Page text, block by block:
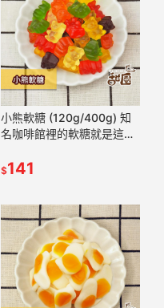
小熊軟糖 (120g/400g) 知
名咖啡館裡的軟糖就是這款
禮小物 派對 軟糖 【甜園】
$141